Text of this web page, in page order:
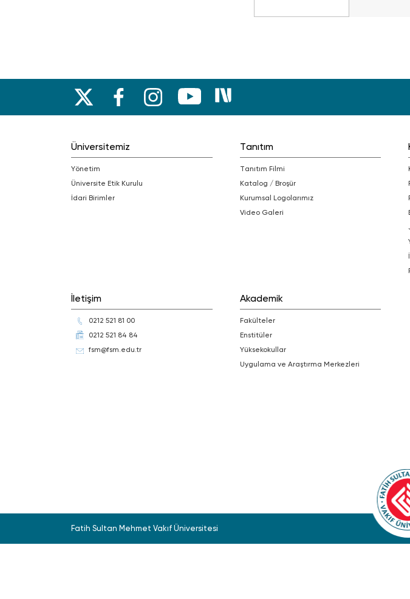
Üniversitemiz
Yönetim
Üniversite Etik Kurulu
İdari Birimler
Tanıtım
Tanıtım Filmi
Katalog / Broşür
Kurumsal Logolarımız
Video Galeri
İletişim
0212 521 81 00
0212 521 84 84
fsm@fsm.edu.tr
Akademik
Fakülteler
Enstitüler
Yüksekokullar
Uygulama ve Araştırma Merkezleri
Fatih Sultan Mehmet Vakıf Üniversitesi